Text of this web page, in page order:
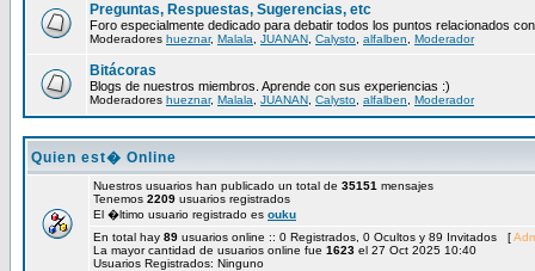
Preguntas, Respuestas, Sugerencias, etc
Foro especialmente dedicado para debatir todos los puntos relacionados
Moderadores hueznar, Malala JUANAN Calysto alfalben Moderador
Bitácoras
Blogs de nuestros miembros. Aprende con sus experiencias :)
Moderadores hueznar, Malala JUANAN Calysto alfalben Moderador
Quien est� Online
Nuestros usuarios han publicado un total de 35151 mensajes
Tenemos 2209 usuarios registrados
El �ltimo usuario registrado es ouku
En total hay 89 usuarios online :: 0 Registrados, 0 Ocultos y 89 Invitados [
La mayor cantidad de usuarios online fue 1623 el 27 Oct 2025 10:40
Usuarios Registrados: Ninguno